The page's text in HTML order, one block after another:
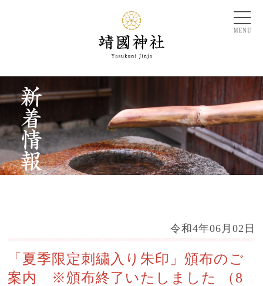
令和4年06月02日
「夏季限定刺繍入り朱印」頒布のご
案内 ※頒布終了いたしました （8